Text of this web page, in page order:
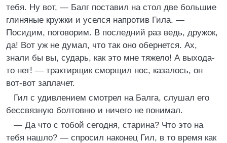
тебя. Ну вот, — Балг поставил на стол две большие
глиняные кружки и уселся напротив Гила. —
Посидим, поговорим. В последний раз ведь, дружок,
да! Вот уж не думал, что так оно обернется. Ах,
знали бы вы, сударь, как это мне тяжело! А выхода-
то нет! — трактирщик сморщил нос, казалось, он
вот-вот заплачет.
Гил с удивлением смотрел на Балга, слушал его
бессвязную болтовню и ничего не понимал.
— Да что с тобой сегодня, старина? Что это на
тебя нашло? — спросил наконец Гил, в то время как